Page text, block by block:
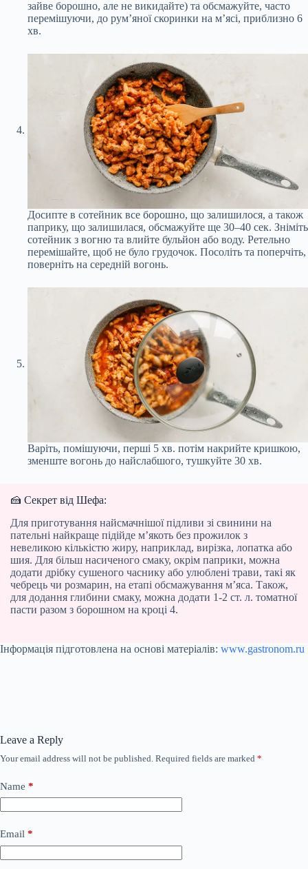
зайве борошно, але не викидайте) та обсмажуйте, часто
перемішуючи, до рум’яної скоринки на м’ясі, приблизно 6
хв.
Досипте в сотейник все борошно, що залишилося, а також
паприку, що залишилася, обсмажуйте ще 30–40 сек. Зніміть
сотейник з вогню та влийте бульйон або воду. Ретельно
перемішайте, щоб не було грудочок. Посоліть та поперчіть,
поверніть на середній вогонь.
Варіть, помішуючи, перші 5 хв. потім накрийте кришкою,
зменште вогонь до найслабшого, тушкуйте 30 хв.
🍰 Секрет від Шефа:
Для приготування найсмачнішої підливи зі свинини на
пательні найкраще підійде м’якоть без прожилок з
невеликою кількістю жиру, наприклад, вирізка, лопатка або
шия. Для більш насиченого смаку, окрім паприки, можна
додати дрібку сушеного часнику або улюблені трави, такі як
чебрець чи розмарин, на етапі обсмажування м’яса. Також,
для додання глибини смаку, можна додати 1-2 ст. л. томатної
пасти разом з борошном на кроці 4.
Інформація підготовлена на основі матеріалів: www.gastronom.ru
Leave a Reply
Your email address will not be published. Required fields are marked *
Name *
Email *